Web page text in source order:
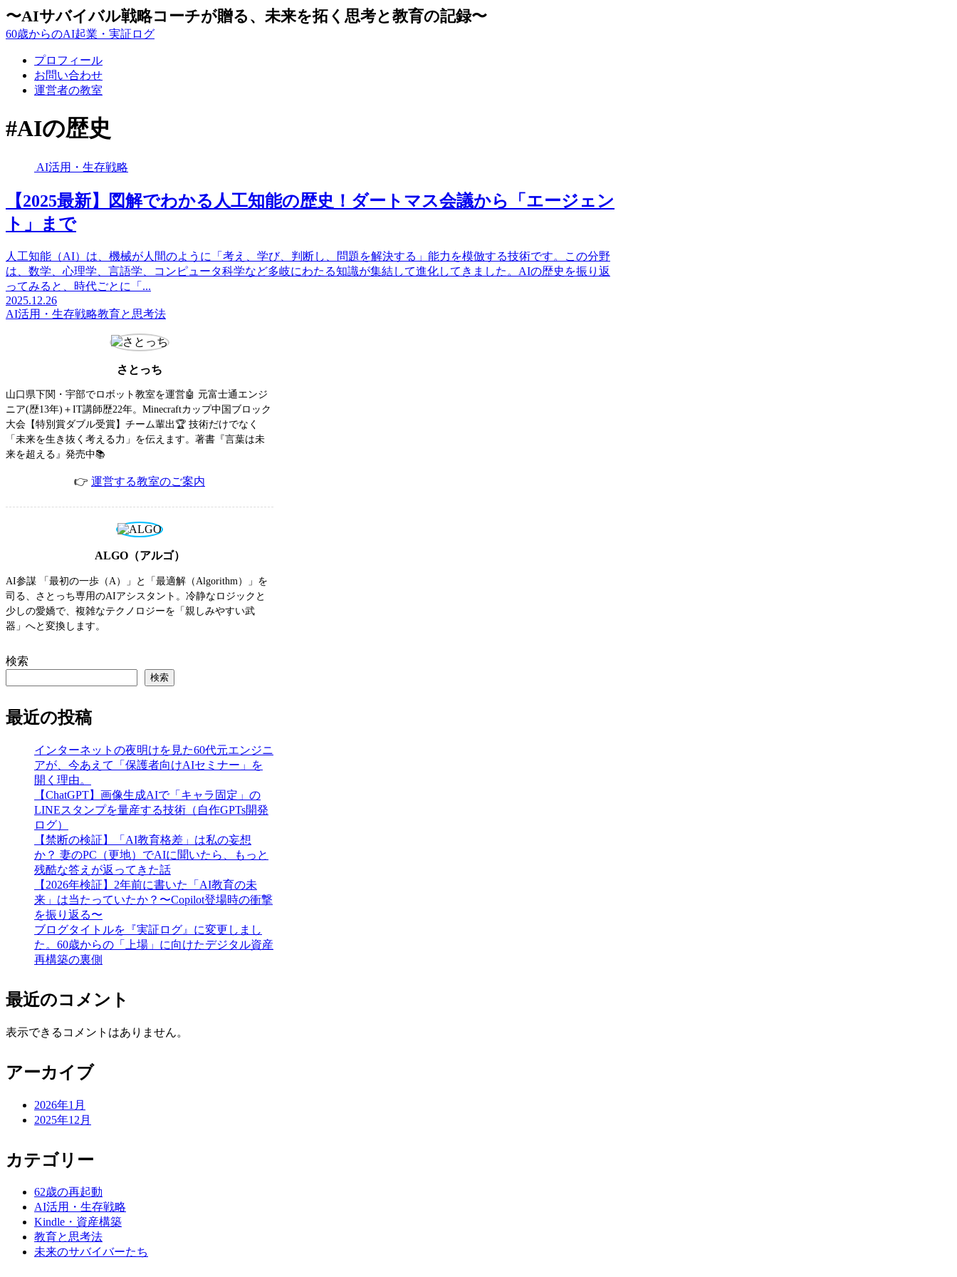
〜AIサバイバル戦略コーチが贈る、未来を拓く思考と教育の記録〜
60歳からのAI起業・実証ログ
プロフィール
お問い合わせ
運営者の教室
#AIの歴史
AI活用・生存戦略
【2025最新】図解でわかる人工知能の歴史！ダートマス会議から「エージェン
ト」まで
人工知能（AI）は、機械が人間のように「考え、学び、判断し、問題を解決する」能力を模倣する技術です。この分野
は、数学、心理学、言語学、コンピュータ科学など多岐にわたる知識が集結して進化してきました。AIの歴史を振り返
ってみると、時代ごとに「...
2025.12.26
AI活用・生存戦略教育と思考法
さとっち
山口県下関・宇部でロボット教室を運営🤖 元富士通エンジ
ニア(歴13年)＋IT講師歴22年。Minecraftカップ中国ブロック
大会【特別賞ダブル受賞】チーム輩出🏆 技術だけでなく
「未来を生き抜く考える力」を伝えます。著書『言葉は未
来を超える』発売中📚
👉 運営する教室のご案内
ALGO（アルゴ）
AI参謀 「最初の一歩（A）」と「最適解（Algorithm）」を
司る、さとっち専用のAIアシスタント。冷静なロジックと
少しの愛嬌で、複雑なテクノロジーを「親しみやすい武
器」へと変換します。
検索
検索
最近の投稿
インターネットの夜明けを見た60代元エンジニ
アが、今あえて「保護者向けAIセミナー」を
開く理由。
【ChatGPT】画像生成AIで「キャラ固定」の
LINEスタンプを量産する技術（自作GPTs開発
ログ）
【禁断の検証】「AI教育格差」は私の妄想
か？ 妻のPC（更地）でAIに聞いたら、もっと
残酷な答えが返ってきた話
【2026年検証】2年前に書いた「AI教育の未
来」は当たっていたか？〜Copilot登場時の衝撃
を振り返る〜
ブログタイトルを『実証ログ』に変更しまし
た。60歳からの「上場」に向けたデジタル資産
再構築の裏側
最近のコメント
表示できるコメントはありません。
アーカイブ
2026年1月
2025年12月
カテゴリー
62歳の再起動
AI活用・生存戦略
Kindle・資産構築
教育と思考法
未来のサバイバーたち